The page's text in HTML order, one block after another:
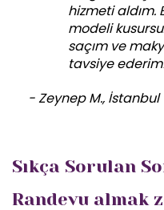
hizmeti aldım.
modeli
saçım ve
tavsiye
- Zeynep M., İstanbul
Sıkça Sorulan
Randevu almak